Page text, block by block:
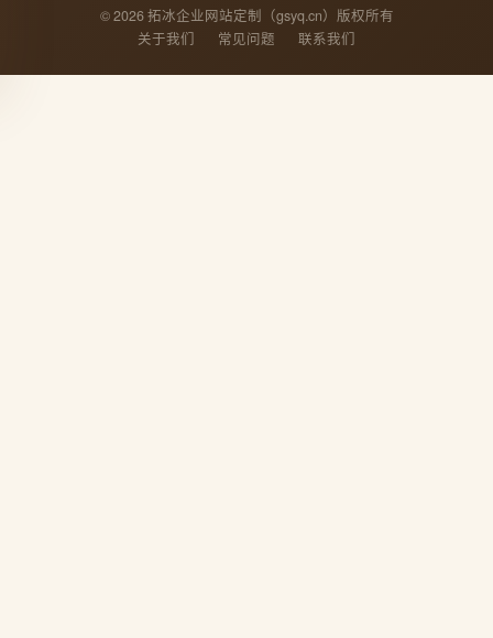
© 2026 拓冰企业网站定制（gsyq.cn）版权所有
关于我们
常见问题 联系我们